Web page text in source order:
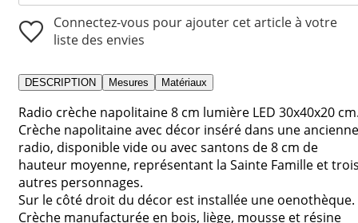
Connectez-vous pour ajouter cet article à votre
liste des envies
DESCRIPTION Mesures Matériaux
Radio crèche napolitaine 8 cm lumière LED 30x40x20
Crèche napolitaine avec décor inséré dans une ancienne
radio, disponible vide ou avec santons de 8 cm de
hauteur moyenne, représentant la Sainte Famille et
autres personnages.
Sur le côté droit du décor est installée une oenothèque.
Crèche manufacturée en bois, liège, mousse et résine